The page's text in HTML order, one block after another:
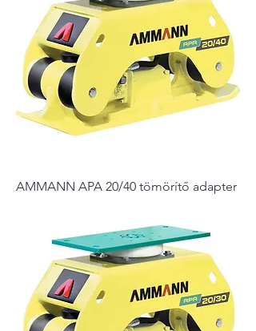
AMMANN APA 20/40 tömörítő adapter